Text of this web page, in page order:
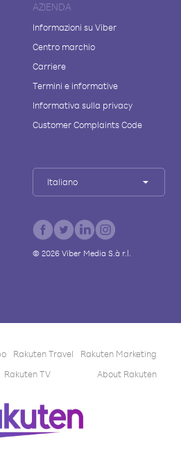
AZIENDA
Informazioni su Viber
Centro marchio
Carriere
Termini e informative
Informativa sulla privacy
Customer Complaints Code
Italiano
© 2026Viber Media S.à r.l.
Rakuten Travel
Rakuten Marketing
Rakuten TV About Rakuten